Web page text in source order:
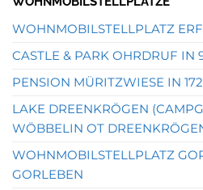
WOHNMOBILSTELLPLATZ
CASTLE & PARK OHRDRUF IN
PENSION MÜRITZWIESE IN
LAKE DREENKRÖGEN
WÖBBELIN OT
WOHNMOBILSTELLPLATZ
GORLEBEN